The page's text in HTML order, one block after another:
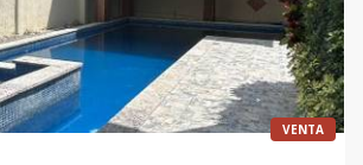
VENTA